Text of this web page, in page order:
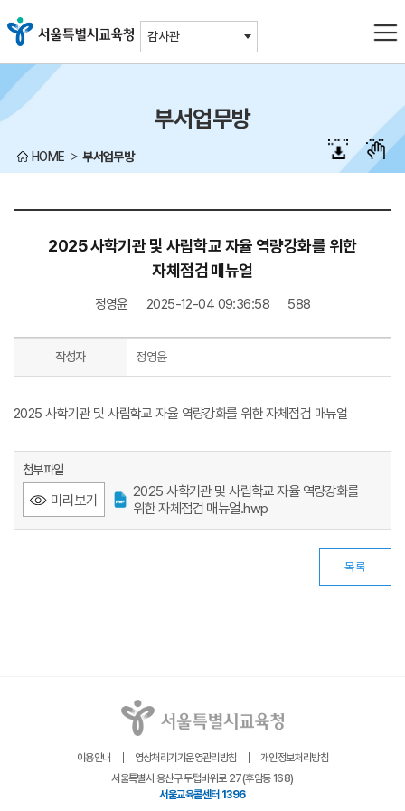
감사관
부서업무방
HOME 부서업무방
2025 사학기관 및 사립학교 자율 역량강화를 위한
자체점검 매뉴얼
정영윤 2025-12-04 09:36:58 588
작성자 정영윤
2025 사학기관 및 사립학교 자율 역량강화를 위한 자체점검 매뉴얼
첨부파일
미리보기
2025 사학기관 및 사립학교 자율 역량강화를
위한 자체점검 매뉴얼.hwp
목록
이용안내 영상처리기기운영관리방침
개인정보처리방침
서울특별시 용산구 두텁바위로 27(후암동 168)
서울교육콜센터 1396